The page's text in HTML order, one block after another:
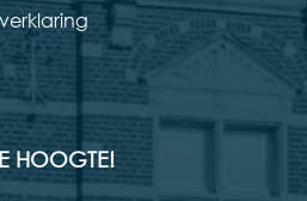
HOOGTE!